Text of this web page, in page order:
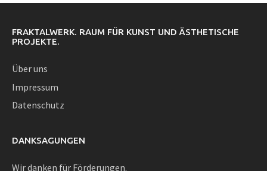
FRAKTALWERK. RAUM FÜR KUNST UND ÄSTHETISCHE
PROJEKTE.
Über uns
Impressum
Datenschutz
DANKSAGUNGEN
Wir danken für Förderungen.